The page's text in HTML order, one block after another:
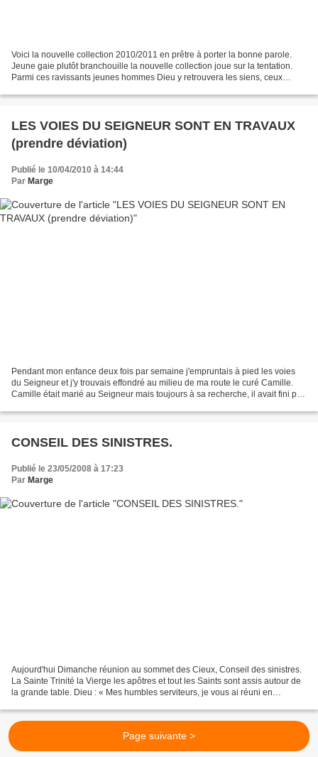
Voici la nouvelle collection 2010/2011 en prêtre à porter la bonne parole.
Jeune gaie plutôt branchouille la nouvelle collection joue sur la tentation.
Parmi ces ravissants jeunes hommes Dieu y retrouvera les siens, ceux
LES VOIES DU SEIGNEUR SONT EN TRAVAUX
(prendre déviation)
Publié le 10/04/2010 à 14:44
Par Marge
Pendant mon enfance deux fois par semaine j'empruntais à pied les voies
du Seigneur et j'y trouvais effondré au milieu de ma route le curé Camille.
Camille était marié au Seigneur mais toujours à sa recherche, il avait fini par
CONSEIL DES SINISTRES.
Publié le 23/05/2008 à 17:23
Par Marge
Aujourd'hui Dimanche réunion au sommet des Cieux, Conseil des sinistres.
La Sainte Trinité la Vierge les apôtres et tout les Saints sont assis autour de
la grande table. Dieu : « Mes humbles serviteurs, je vous ai réuni en
Page suivante >